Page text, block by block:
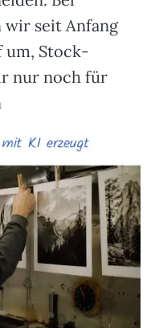
wir seit Anfang
um, Stock-
nur noch für